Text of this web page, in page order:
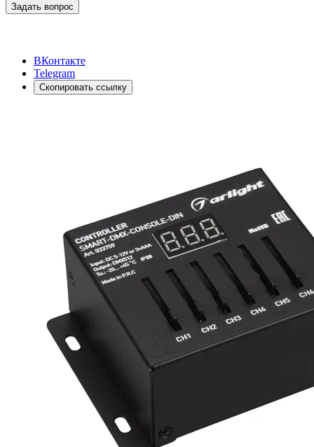
Задать вопрос
ВКонтакте
Telegram
Скопировать ссылку